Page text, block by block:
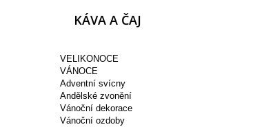
KÁVA A ČAJ
VELIKONOCE
VÁNOCE
Adventní svícny
Andělské zvonění
Vánoční dekorace
Vánoční ozdoby